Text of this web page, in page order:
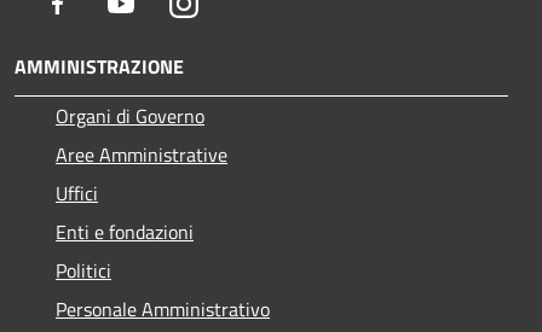
AMMINISTRAZIONE
Organi di Governo
Aree Amministrative
Uffici
Enti e fondazioni
Politici
Personale Amministrativo